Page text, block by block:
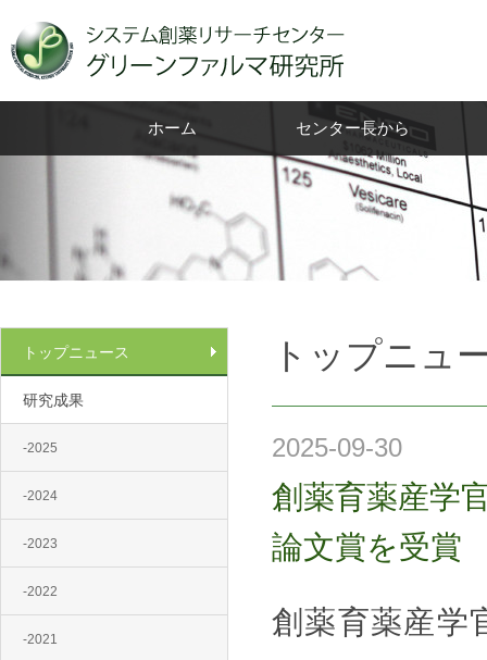
ホーム センター長から
トップニュース
研究成果
-2025
-2024
-2023
-2022
-2021
トップニュ
2025-09-30
創薬育薬産学
論文賞を受賞
創薬育薬産学